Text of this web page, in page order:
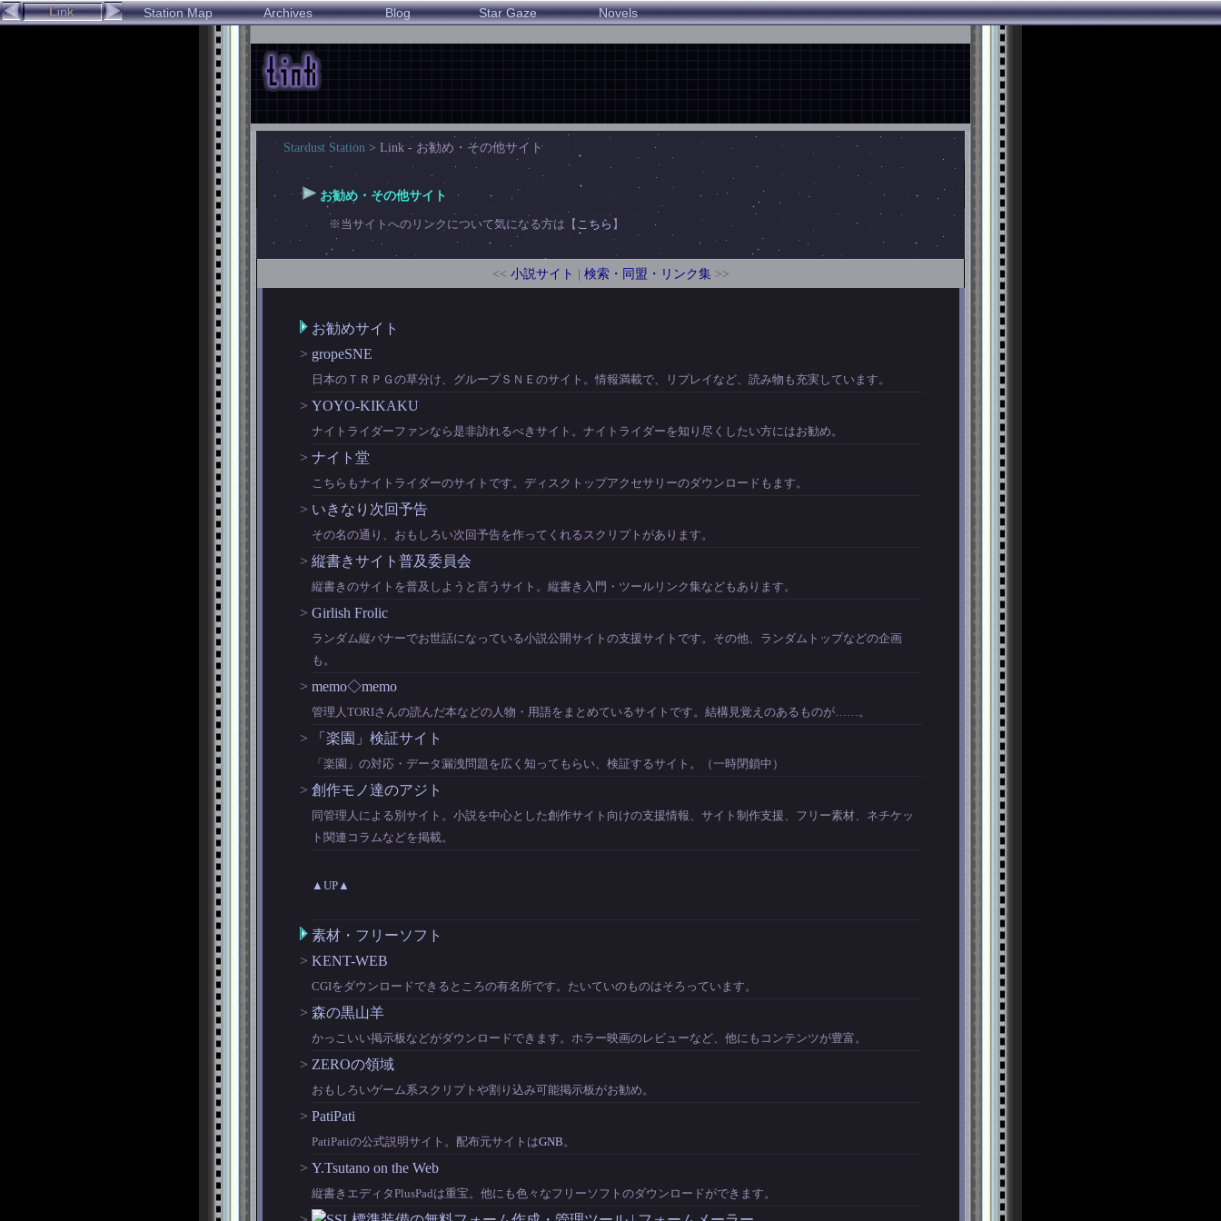
Station Map Archives Blog Star Gaze Novels
Stardust Station> Link - お勧め・その他サイト
お勧め・その他サイト
※当サイトへのリンクについて気になる方は【 こちら 】
<< 小説サイト 検索・同盟・リンク集>>
お勧めサイト
> gropeSNE
日本のＴＲＰＧの草分け、グループＳＮＥのサイト。情報満載で、リプレイなど、読み物も充実しています。
> YOYO-KIKAKU
ナイトライダーファンなら是非訪れるべきサイト。ナイトライダーを知り尽くしたい方にはお勧め。
> ナイト堂
こちらもナイトライダーのサイトです。ディスクトップアクセサリーのダウンロードもます。
> いきなり次回予告
その名の通り、おもしろい次回予告を作ってくれるスクリプトがあります。
> 縦書きサイト普及委員会
縦書きのサイトを普及しようと言うサイト。縦書き入門・ツールリンク集などもあります。
> Girlish Frolic
ランダム縦バナーでお世話になっている小説公開サイトの支援サイトです。その他、ランダムトップなどの企画
も。
> memo◇memo
管理人TORIさんの読んだ本などの人物・用語をまとめているサイトです。結構見覚えのあるものが……。
> 「楽園」検証サイト
「楽園」の対応・データ漏洩問題を広く知ってもらい、検証するサイト。（一時閉鎖中）
> 創作モノ達のアジト
同管理人による別サイト。小説を中心とした創作サイト向けの支援情報、サイト制作支援、フリー素材、ネチケッ
ト関連コラムなどを掲載。
▲UP▲
素材・フリーソフト
> KENT-WEB
CGIをダウンロードできるところの有名所です。たいていのものはそろっています。
> 森の黒山羊
かっこいい掲示板などがダウンロードできます。ホラー映画のレビューなど、他にもコンテンツが豊富。
> ZEROの領域
おもしろいゲーム系スクリプトや割り込み可能掲示板がお勧め。
> PatiPati
PatiPatiの公式説明サイト。配布元サイトはGNB。
> Y.Tsutano on the Web
縦書きエディタPlusPadは重宝。他にも色々なフリーソフトのダウンロードができます。